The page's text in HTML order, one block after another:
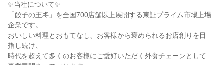
✨当社について✨
「餃子の王将」を全国700店舗以上展開する東証プライム市場上場
企業です。
おいしい料理とおもてなし、お客様から褒められるお店創りを目
指し続け、
時代を超えて多くのお客様にご愛好いただく外食チェーンとして